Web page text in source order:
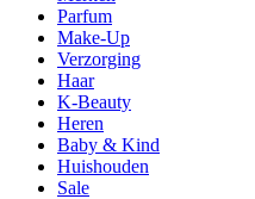
Parfum
Make-Up
Verzorging
Haar
K-Beauty
Heren
Baby & Kind
Huishouden
Sale